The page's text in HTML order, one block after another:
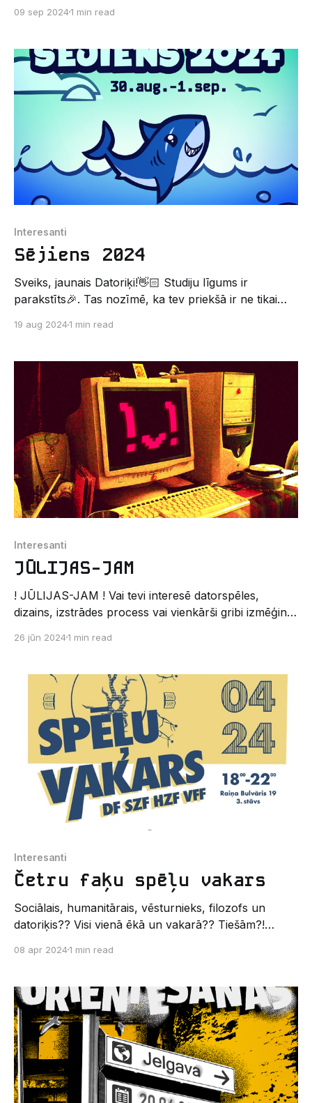
pašpārvalde, ielūkoties tās darbībā un lēmumu
Kur: Raiņa Bulvāris 19, 18. auditorija Ja vēlies
iesaistīties pašpārvaldē, sirsnīgi aicinām ierasties uz
kopsapulci, taču apmeklējums nav obligāts
09 sep 20241 min read
Interesanti
Sējiens 2024
Sveiks, jaunais Datoriķi!👋🏻 Studiju līgums ir
parakstīts🎉. Tas nozīmē, ka tev priekšā ir ne tikai
🌊. Un kur gan labāk sākt šo aizraujošo ceļojumu, ja
Nāc un piedzīvo, kāda īstenībā ir datorikas studentu
dzīve! “Sējiens” ir pirmkursnieku nometne,
19 aug 20241 min read
Interesanti
JŪLIJAS-JAM
! JŪLIJAS-JAM ! Vai tevi interesē datorspēles,
dizains, izstrādes process vai vienkārši gribi izmēģināt
datoriķu veidotajā GAME JAM! Trīs dienu garš spēļu
kopā ar citiem pēc slepenās Jūlijas tēmas 👀 izstrādā
kādu pavisam jaunu spēles ideju! 📅 KAD ? 25.
26 jūn 20241 min read
Interesanti
Četru faķu spēļu vakars
Sociālais, humanitārais, vēsturnieks, filozofs un
datoriķis?? Visi vienā ēkā un vakarā?? Tiešām?!
un piedalies, kā arī iepazīsti cilvēkus no citām
katras fakultātes SP sagatavotais Kahoot (kopā 4); ✨
novusa turnīrs; ✨ JustDance turnīrs. Protams, būs
arī dažādas galda
08 apr 20241 min read